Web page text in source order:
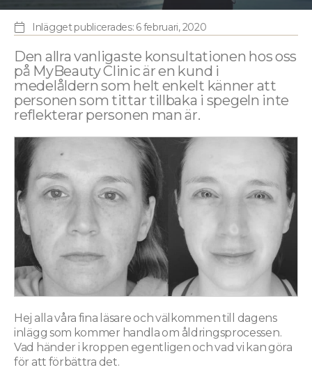
Inlägget publicerades: 6 februari, 2020
Den allra vanligaste konsultationen hos oss
på MyBeauty Clinic är en kund i
medelåldern som helt enkelt känner att
personen som tittar tillbaka i spegeln inte
reflekterar personen man är.
Hej alla våra fina läsare och välkommen till dagens
inlägg som kommer handla om åldringsprocessen.
Vad händer i kroppen egentligen och vad vi kan göra
för att förbättra det.